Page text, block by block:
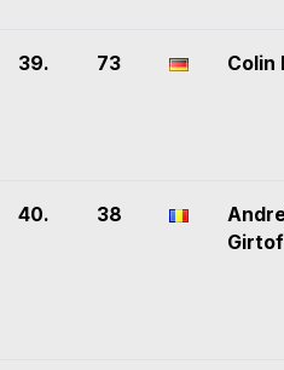
39. 73 Colin
40. 38